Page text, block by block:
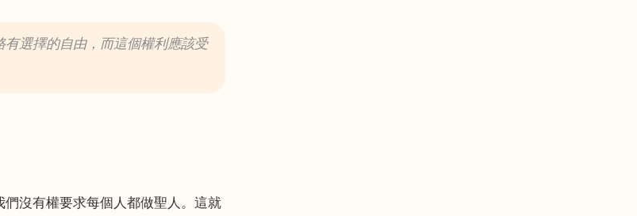
選擇的自由，而這個權利應該受
沒有權要求每個人都做聖人。這就